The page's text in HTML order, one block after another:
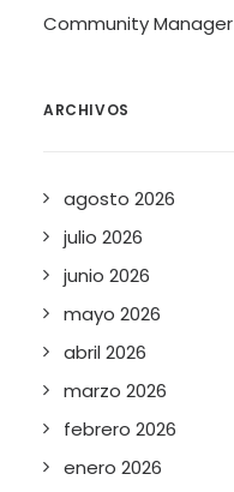
Community Manager
ARCHIVOS
agosto 2026
julio 2026
junio 2026
mayo 2026
abril 2026
marzo 2026
febrero 2026
enero 2026